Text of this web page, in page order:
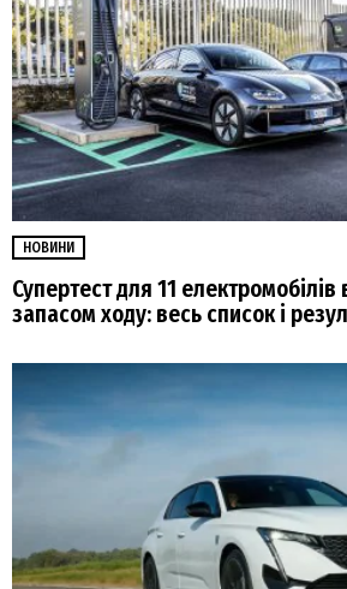
НОВИНИ
Супертест для 11 електромобілів
запасом ходу: весь список і